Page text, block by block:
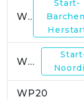
WP17
Start-
WP19
WP20